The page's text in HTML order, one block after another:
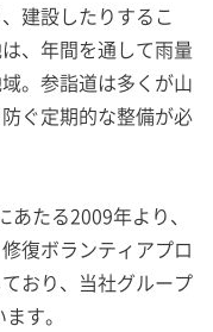
建設したりするこ
、年間を通して雨量
。参詣道は多くが山
ぐ定期的な整備が必
たる2009年より、
復ボランティアプロ
おり、当社グループ
す。